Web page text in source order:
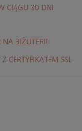
CIĄGU 30 DNI
NA BIŻUTERII
CERTYFIKATEM SSL